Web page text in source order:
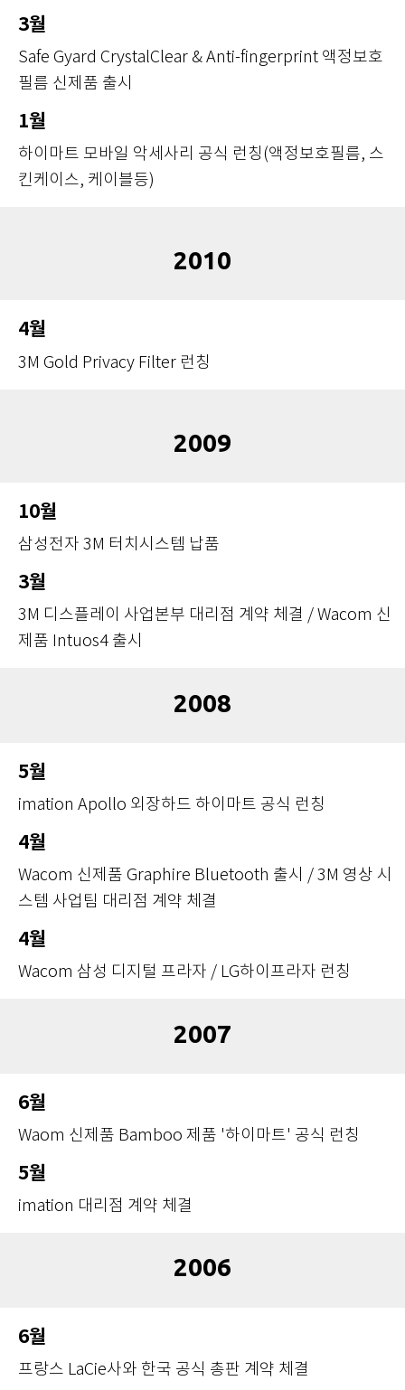
3월
Safe Gyard CrystalClear & Anti-fingerprint 액정보호
필름 신제품 출시
1월
하이마트 모바일 악세사리 공식 런칭(액정보호필름, 스
킨케이스, 케이블등)
2010
4월
3M Gold Privacy Filter 런칭
2009
10월
삼성전자 3M 터치시스템 납품
3월
3M 디스플레이 사업본부 대리점 계약 체결 / Wacom 신
제품 Intuos4 출시
2008
5월
imation Apollo 외장하드 하이마트 공식 런칭
4월
Wacom 신제품 Graphire Bluetooth 출시 / 3M 영상 시
스템 사업팀 대리점 계약 체결
4월
Wacom 삼성 디지털 프라자 / LG하이프라자 런칭
2007
6월
Waom 신제품 Bamboo 제품 '하이마트' 공식 런칭
5월
imation 대리점 계약 체결
2006
6월
프랑스 LaCie사와 한국 공식 총판 계약 체결